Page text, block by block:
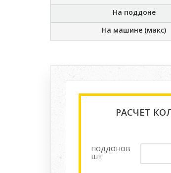
На поддоне
На машине (макс)
РАСЧЕТ
поддонов
шт